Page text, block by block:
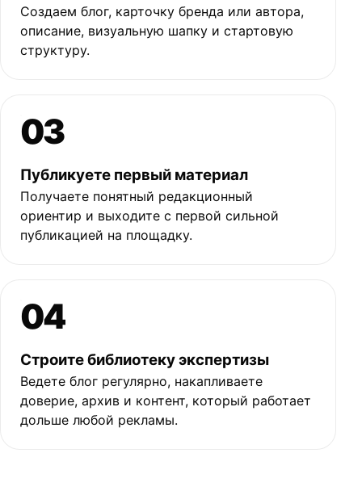
Создаем блог, карточку бренда или автора,
описание, визуальную шапку и стартовую
структуру.
03
Публикуете первый материал
Получаете понятный редакционный
ориентир и выходите с первой сильной
публикацией на площадку.
04
Строите библиотеку экспертизы
Ведете блог регулярно, накапливаете
доверие, архив и контент, который работает
дольше любой рекламы.